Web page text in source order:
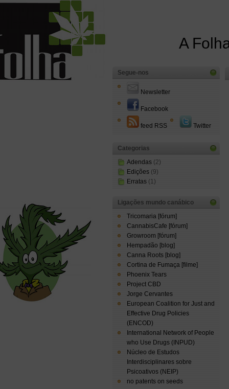
A
Segue-nos
Newsletter
Facebook
feed RSS Twitter
Categorias
Adendas (2)
Edições (9)
Erratas (1)
Ligações mundo canábico
Tricomaria [fórum]
CannabisCafe [fórum]
Growroom [fórum]
Hempadão [blog]
Canna Roots [blog]
Cortina de Fumaça [filme]
Phoenix Tears
Project CBD
Jorge Cervantes
European Coalition for Just and
Effective Drug Policies
(ENCOD)
International Network of People
who Use Drugs (INPUD)
Núcleo de Estudos
Interdisciplinares sobre
Psicoativos (NEIP)
no patents on seeds